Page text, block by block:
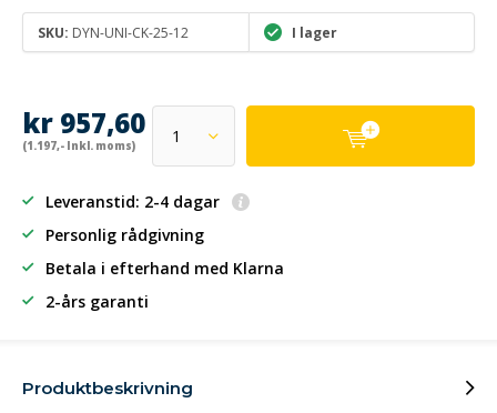
SKU: DYN-UNI-CK-25-12 I lager
kr 957,60
(1.197,- Inkl. moms)
Leveranstid: 2-4 dagar
Personlig rådgivning
Betala i efterhand med Klarna
2-års garanti
Produktbeskrivning